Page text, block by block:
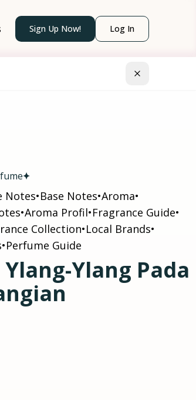
Sign Up Now! Log In
Notes•Base Notes•Aroma•
•Aroma Profil•Fragrance Guide•
Collection•Local Brands•
•Perfume Guide
Ylang Pada